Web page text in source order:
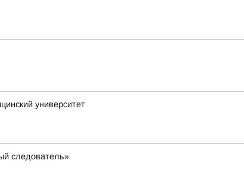
университет
следователь»